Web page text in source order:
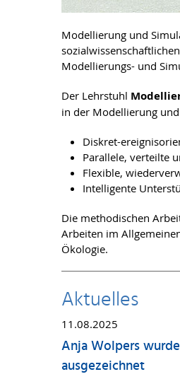
Modellierung und
Modellierungs- und
Der Lehrstuhl
in der Modellierung
Diskret-
Parallele, verteilte
Flexible,
Intelligente
Die methodischen
Arbeiten im
Ökologie.
Aktuelles
11.08.2025
Anja Wolpers
ausgezeichnet